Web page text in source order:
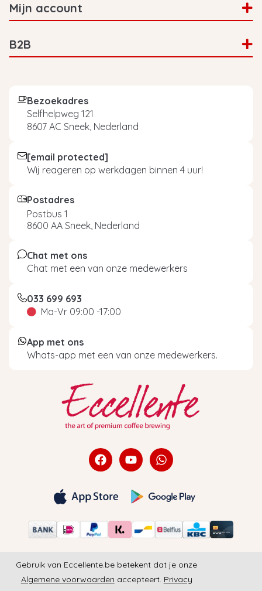
Mijn account
B2B
Bezoekadres
Selfhelpweg 121
8607 AC Sneek, Nederland
[email protected]
Wij reageren op werkdagen binnen 4 uur!
Postadres
Postbus 1
8600 AA Sneek, Nederland
Chat met ons
Chat met een van onze medewerkers
033 699 693
Ma-Vr 09:00 -17:00
App met ons
Whats-app met een van onze medewerkers.
Gebruik van Eccellente.be betekent dat je onze
Algemene voorwaarden accepteert. Privacy